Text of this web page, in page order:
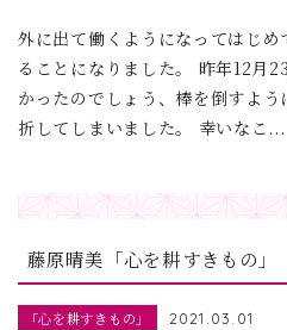
外に出て働くようになってはじ
ることになりました。 昨年12月
かったのでしょう、棒を倒すよ
折してしまいました。 幸いなこ...
藤原晴美「心を耕すきもの」
「心を耕すきもの」 2021.03.01